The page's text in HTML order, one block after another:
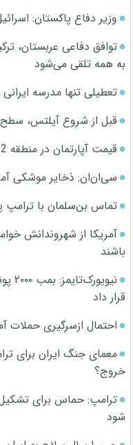
وزیر دفاع پاکستان:
توافق دفاعی عربستان،
به همه تلقی می‌شود
تعطیلی تنها مدرسه
قبل از شروع آیلتس، سطح
قیمت آپارتمان در منطقه 22 تهران چقدر است؟
سی‌ان‌ان: ذخایر موشکی
تماس بن‌سلمان با ترامپ
آمریکا از شهروندانش
باشند
قرار داد
احتمال ازسرگیری حملات
معمای جنگ ایران برای
خروج؟
ترامپ: حماس برای
شود